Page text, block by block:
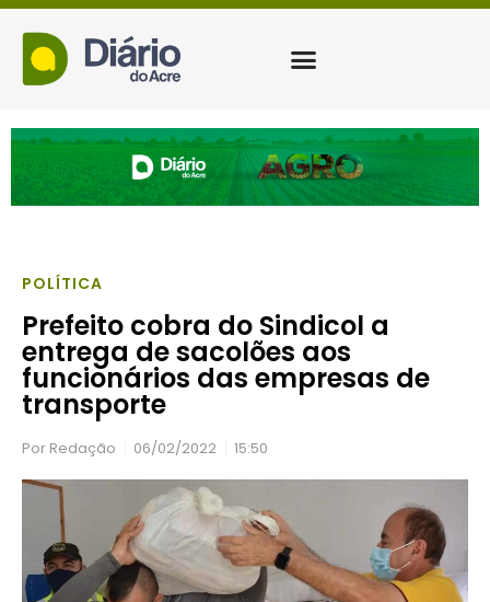
POLÍTICA
Prefeito cobra do Sindicol a
entrega de sacolões aos
funcionários das empresas de
transporte
Por Redação 06/02/2022 15:50